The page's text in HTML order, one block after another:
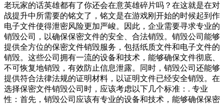
老玩家的话英雄都有了你还会在意英雄碎片吗？在这就是在对
战提升中所需要的铭文了，铭文是在游戏刚开始的时候起到作
电子文件使得泄密风险更加严峻。因此，企业需要寻求专业的
销毁公司，以确保保密文件的安全、合法销毁。销毁公司能够
提供全方位的保密文件销毁服务，包括纸质文件和电子文件的
销毁。这些公司拥有一流的设备和技术，能够确保文件彻底、
不可恢复地销毁，有效防止信息泄露。同时，销毁公司还能够
提供符合法律法规的证明材料，以证明文件已经安全销毁。在
选择保密文件销毁公司时，应该考虑以下几个标准：. 专业
性：首先，销毁公司应该有专业的设备和技术，能够确保保密